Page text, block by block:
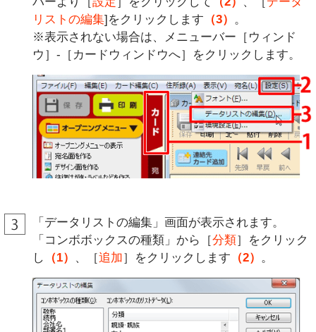
リストの編集]をクリックします （3） 。
※表示されない場合は、メニューバー［ウィンド
ウ］-［カードウィンドウへ］をクリックします。
「データリストの編集」画面が表示されます。
「コンボボックスの種類」から［分類］をクリック
し
（1） 、［追加］をクリックします （2） 。